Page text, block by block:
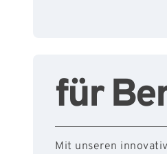
für
Mit unseren